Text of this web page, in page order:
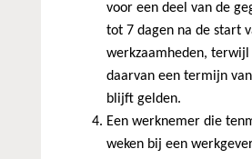
voor een deel van de
tot 7 dagen na de start
werkzaamheden,
daarvan een termijn
blijft gelden.
Een werknemer die
weken bij een